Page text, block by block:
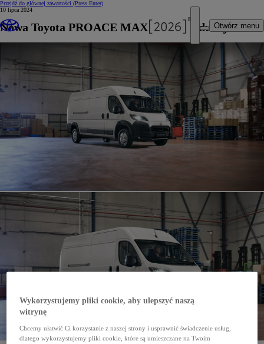
Przejdź do głównej zawartości (Press Enter)
Otwórz menu
10 lipca 2024
Nowa Toyota PROACE MAX już w produkcji
Wykorzystujemy pliki cookie, aby ulepszyć naszą
witrynę
Chcemy ułatwić Ci korzystanie z naszej strony i usprawnić świadczenie usług,
dlatego wykorzystujemy pliki cookie, które są umieszczane na Twoim